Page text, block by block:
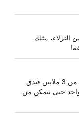
النزلاء، مثلك
يبحث HotelsCombined في أكثر من 3 ملايين فندق
حتى تتمكن من